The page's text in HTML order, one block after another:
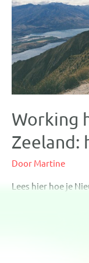
Working
Zeeland:
Door Martine
Lees hier hoe je